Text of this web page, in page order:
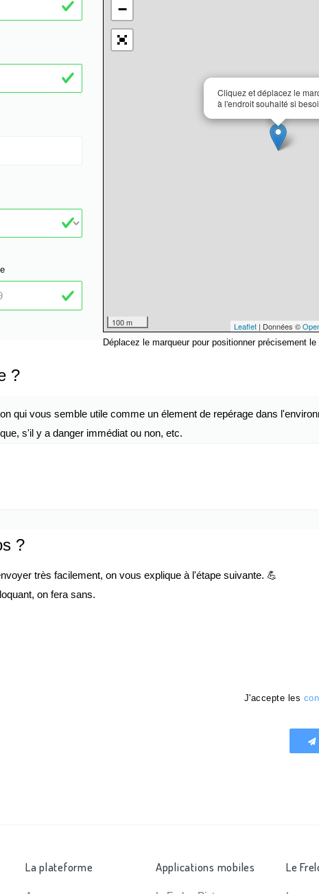
Cliquez et déplacez le
à l'endroit souhaité si
−
100 m Leaflet| Données ©
Déplacez le marqueur pour positionner précisement le
?
qui vous semble utile comme un élement de repérage dans
s'il y a danger immédiat ou non, etc.
?
très facilement, on vous explique à l'étape suivante. 💪
on fera sans.
J'accepte les
La plateforme Applications mobiles Le